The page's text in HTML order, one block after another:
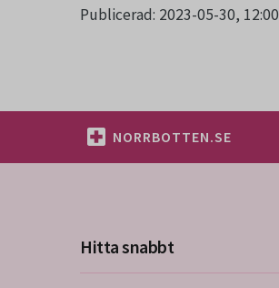
Publicerad: 2023-05-30, 12:00
NORRBOTTEN.SE
Hitta snabbt